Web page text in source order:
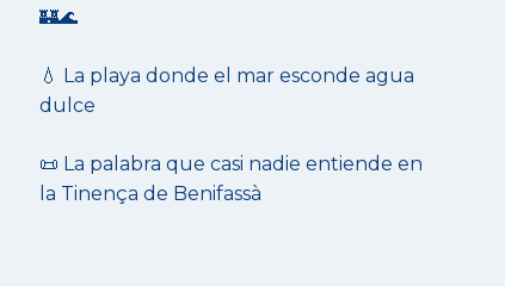
🏰🌊
💧 La playa donde el mar esconde agua
dulce
📜 La palabra que casi nadie entiende en
la Tinença de Benifassà